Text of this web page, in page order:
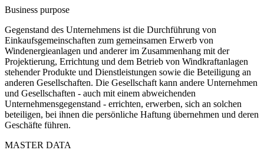
Business purpose
Gegenstand des Unternehmens ist die Durchführung von
Einkaufsgemeinschaften zum gemeinsamen Erwerb von
Windenergieanlagen und anderer im Zusammenhang mit der
Projektierung, Errichtung und dem Betrieb von Windkraftanlagen
stehender Produkte und Dienstleistungen sowie die Beteiligung an
anderen Gesellschaften. Die Gesellschaft kann andere Unternehmen
und Gesellschaften - auch mit einem abweichenden
Unternehmensgegenstand - errichten, erwerben, sich an solchen
beteiligen, bei ihnen die persönliche Haftung übernehmen und deren
Geschäfte führen.
MASTER DATA